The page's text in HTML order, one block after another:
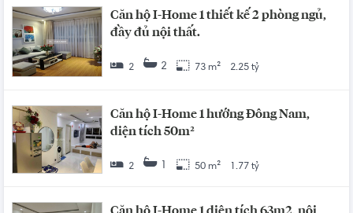
Căn hộ I-Home 1 thiết kế 2 phòng ngủ,
đầy đủ nội thất.
2 2 73 m² 2.25 tỷ
Căn hộ I-Home 1 hướng Đông Nam,
diện tích 50m²
2 1 50 m² 1.77 tỷ